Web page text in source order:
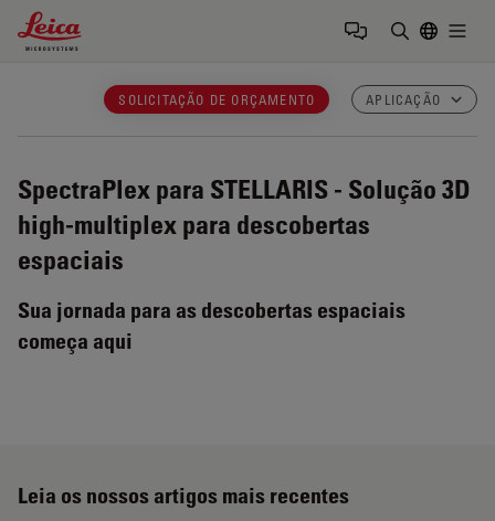
Leica Microsystems Logo
SOLICITAÇÃO DE ORÇAMENTO APLICAÇÃO
SpectraPlex para STELLARIS - Solução 3D
high-multiplex para descobertas
espaciais
Sua jornada para as descobertas espaciais
começa aqui
Leia os nossos artigos mais recentes